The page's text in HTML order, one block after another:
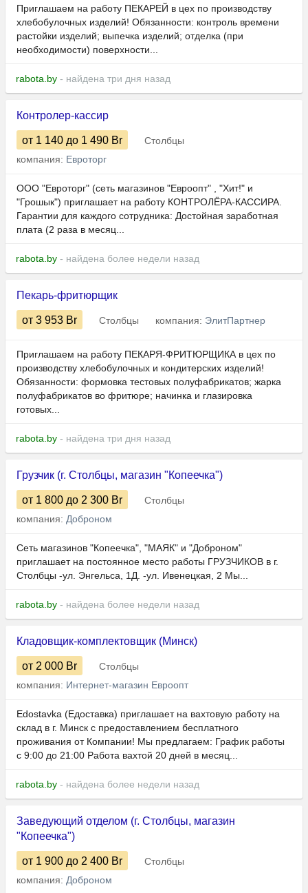
Приглашаем на работу ПЕКАРЕЙ в цех по производству
хлебобулочных изделий! Обязанности: контроль времени
растойки изделий; выпечка изделий; отделка (при
необходимости) поверхности...
rabota.by - найдена три дня назад
Контролер-кассир
от 1 140 до 1 490 Br
Столбцы
компания: Евроторг
ООО "Евроторг" (сеть магазинов "Евроопт" , "Хит!" и
"Грошык") приглашает на работу КОНТРОЛЁРА-КАССИРА.
Гарантии для каждого сотрудника: Достойная заработная
плата (2 раза в месяц...
rabota.by - найдена более недели назад
Пекарь-фритюрщик
от 3 953 Br Столбцы компания: ЭлитПартнер
Приглашаем на работу ПЕКАРЯ-ФРИТЮРЩИКА в цех по
производству хлебобулочных и кондитерских изделий!
Обязанности: формовка тестовых полуфабрикатов; жарка
полуфабрикатов во фритюре; начинка и глазировка
готовых...
rabota.by - найдена три дня назад
Грузчик (г. Столбцы, магазин "Копеечка")
от 1 800 до 2 300 Br
Столбцы
компания: Доброном
Сеть магазинов "Копеечка", "МАЯК" и "Доброном"
приглашает на постоянное место работы ГРУЗЧИКОВ в г.
Столбцы -ул. Энгельса, 1Д. -ул. Ивенецкая, 2 Мы...
rabota.by - найдена более недели назад
Кладовщик-комплектовщик (Минск)
от 2 000 Br
Столбцы
компания: Интернет-магазин Евроопт
Edostavka (Едоставка) приглашает на вахтовую работу на
склад в г. Минск с предоставлением бесплатного
проживания от Компании! Мы предлагаем: График работы
с 9:00 до 21:00 Работа вахтой 20 дней в месяц...
rabota.by - найдена более недели назад
Заведующий отделом (г. Столбцы, магазин
"Копеечка")
от 1 900 до 2 400 Br
Столбцы
компания: Доброном